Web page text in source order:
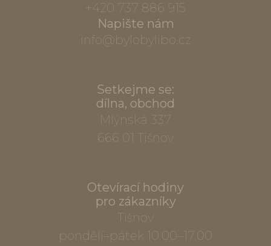
+420 737 886 915
Napište nám
info@bylobylibo.cz
Setkejme se:
dílna, obchod
Mlýnská 337
666 01 Tišnov
Otevírací hodiny
pro zákazníky
Tišnov
pondělí–pátek 10.00–17.00